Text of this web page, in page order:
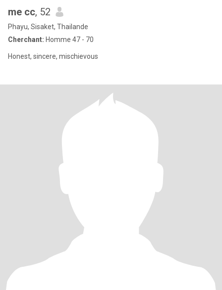
me cc, 52
Phayu, Sisaket, Thailande
Cherchant: Homme 47 - 70
Honest, sincere, mischievous